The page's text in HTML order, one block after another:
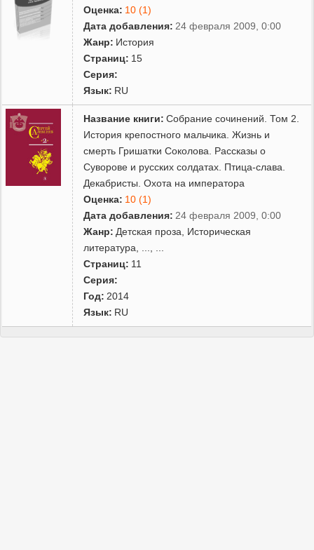
Оценка: 10 (1)
Дата добавления: 24 февраля 2009, 0:00
Жанр: История
Страниц: 15
Серия:
Язык: RU
Название книги: Собрание сочинений. Том 2.
История крепостного мальчика. Жизнь и
смерть Гришатки Соколова. Рассказы о
Суворове и русских солдатах. Птица-слава.
Декабристы. Охота на императора
Оценка: 10 (1)
Дата добавления: 24 февраля 2009, 0:00
Жанр: Детская проза
Историческая
литература
Страниц: 11
Серия:
Год: 2014
Язык: RU